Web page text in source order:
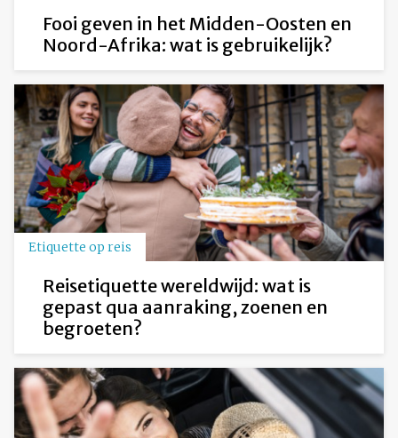
Fooi geven in het Midden-Oosten en
Noord-Afrika: wat is gebruikelijk?
Etiquette op reis
Reisetiquette wereldwijd: wat is
gepast qua aanraking, zoenen en
begroeten?